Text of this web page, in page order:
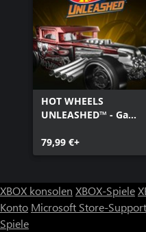
HOT WHEELS
UNLEASHED™ - Game
Windows Edition
79,99 €+
XBOX konsolen XBOX-Spiele
Konto Microsoft Store-Support
Spiele